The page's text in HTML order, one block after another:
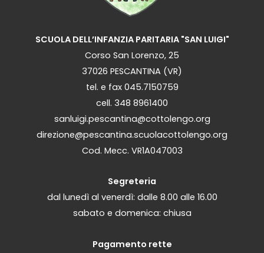
SCUOLA DELL’INFANZIA PARITARIA "SAN LUIGI"
Corso San Lorenzo, 25
37026 PESCANTINA (VR)
tel. e fax 045.7150759
cell. 348 8961400
sanluigi.pescantina@cottolengo.org
direzione@pescantina.scuolacottolengo.org
Cod. Mecc. VR1A047003
Segreteria
dal lunedì al venerdì: dalle 8.00 alle 16.00
sabato e domenica: chiusa
Pagamento rette